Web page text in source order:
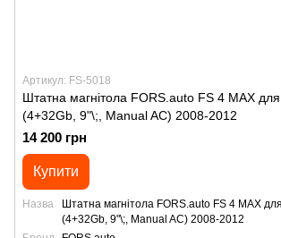
Артикул: FS-5018
Штатна магнітола FORS.auto FS 4 MAX
(4+32Gb, 9"\;, Manual AC) 2008-2012
14 200 грн
Купити
Назва
Штатна магнітола FORS.auto FS 4 MAX
(4+32Gb, 9"\;, Manual AC) 2008-2012